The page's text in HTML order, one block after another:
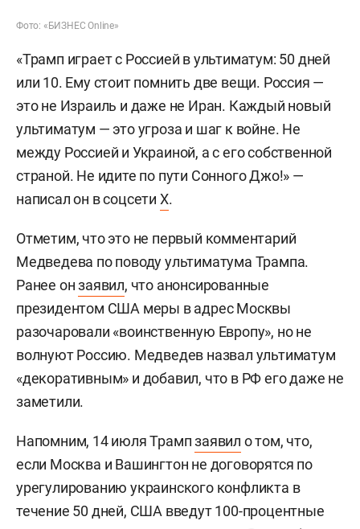
Фото: «БИЗНЕС Online»
«Трамп играет с Россией в ультиматум: 50 дней
или 10. Ему стоит помнить две вещи. Россия —
это не Израиль и даже не Иран. Каждый новый
ультиматум — это угроза и шаг к войне. Не
между Россией и Украиной, а с его собственной
страной. Не идите по пути Сонного Джо!» —
написал он в соцсети Х.
Отметим, что это не первый комментарий
Медведева по поводу ультиматума Трампа.
Ранее онзаявил, что анонсированные
президентом США меры в адрес Москвы
разочаровали «воинственную Европу», но не
волнуют Россию. Медведев назвал ультиматум
«декоративным» и добавил, что в РФ его даже не
заметили.
Напомним, 14 июля Трампзаявил о том, что,
если Москва и Вашингтон не договорятся по
урегулированию украинского конфликта в
течение 50 дней, США введут 100-процентные